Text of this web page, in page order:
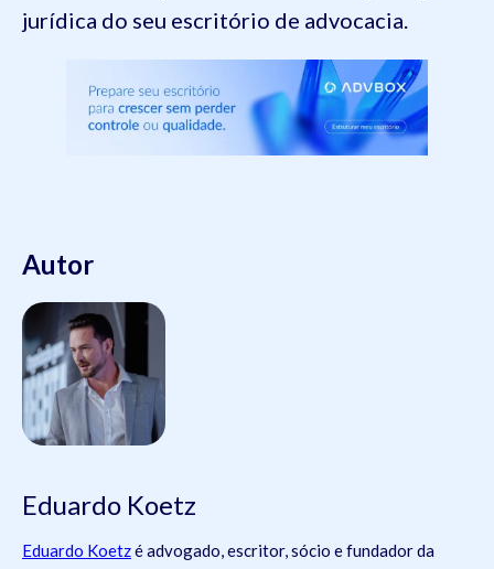
jurídica do seu escritório de advocacia.
Autor
Eduardo Koetz
Eduardo Koetzé advogado, escritor, sócio e fundador da